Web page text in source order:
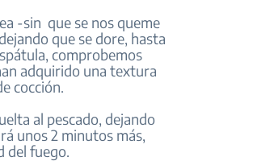
-sin que se nos queme
que se dore, hasta
comprobemos
adquirido una textura
cocción.
al pescado, dejando
unos 2 minutos más,
del fuego.